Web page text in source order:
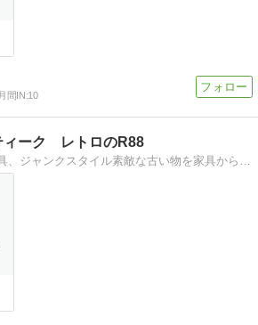
月間IN:10
ーク レトロのR88
昭和レトロ、古家具、ジャンクスタイル素敵な古い物を家具から雑貨までいろいろ販売中